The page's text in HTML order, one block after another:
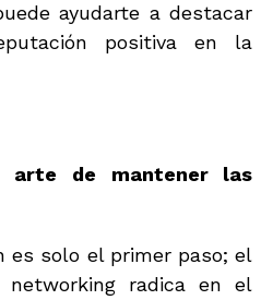
ayudarte a destacar
positiva en la
arte de mantener las
es solo el primer paso; el
networking radica en el